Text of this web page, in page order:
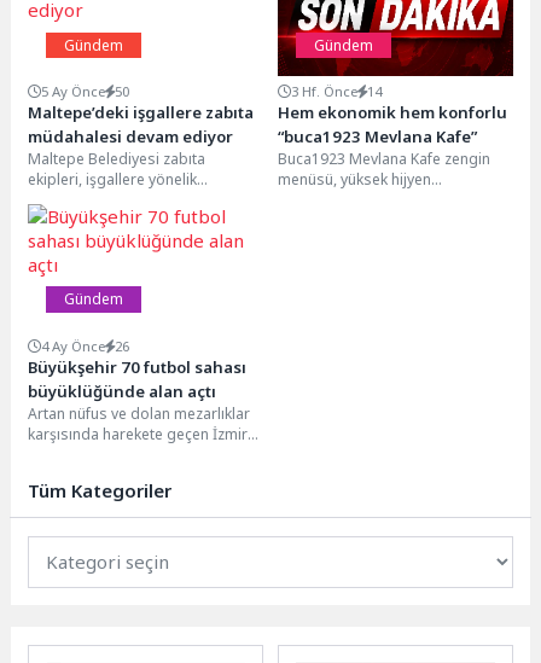
Gündem
5 Ay Önce 50
Maltepe’deki işgallere zabıta
müdahalesi devam ediyor
Maltepe Belediyesi zabıta
ekipleri, işgallere yönelik
sürdürdüğü çalışmalarına hız
kesmeden devam ediyor. Yaptığı
çalışmalarla ilçedeki...
Gündem
3 Hf. Önce 14
Hem ekonomik hem konforlu
“buca1923 Mevlana Kafe”
Buca1923 Mevlana Kafe zengin
menüsü, yüksek hijyen
Gündem
4 Ay Önce 26
Büyükşehir 70 futbol sahası
büyüklüğünde alan açtı
Artan nüfus ve dolan mezarlıklar
karşısında harekete geçen İzmir
Tüm Kategoriler